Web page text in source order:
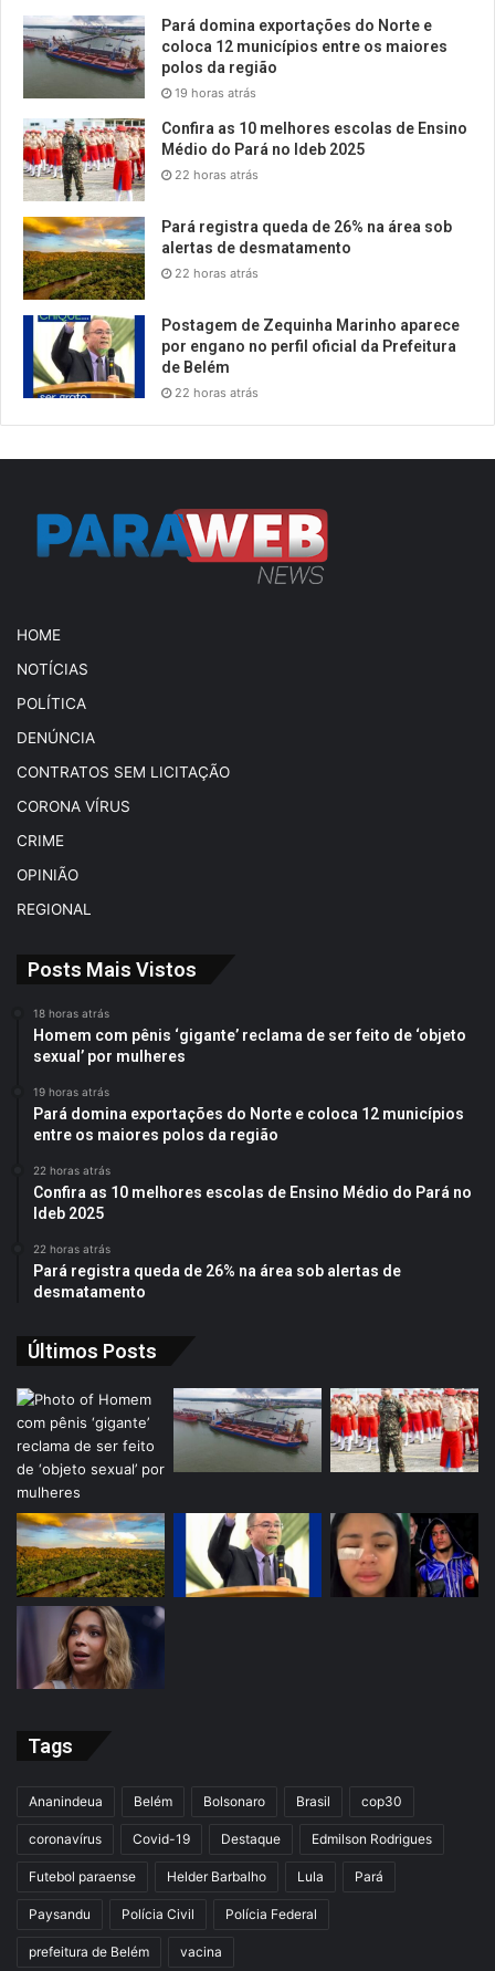
Pará domina exportações do Norte e
coloca 12 municípios entre os maiores
polos da região
19 horas atrás
Confira as 10 melhores escolas de Ensino
Médio do Pará no Ideb 2025
22 horas atrás
Pará registra queda de 26% na área sob
alertas de desmatamento
22 horas atrás
Postagem de Zequinha Marinho aparece
por engano no perfil oficial da Prefeitura
de Belém
22 horas atrás
HOME
NOTÍCIAS
POLÍTICA
DENÚNCIA
CONTRATOS SEM LICITAÇÃO
CORONA VÍRUS
CRIME
OPINIÃO
REGIONAL
Posts Mais Vistos
18 horas atrás
Homem com pênis ‘gigante’ reclama de ser feito de ‘objeto
sexual’ por mulheres
19 horas atrás
Pará domina exportações do Norte e coloca 12 municípios
entre os maiores polos da região
22 horas atrás
Confira as 10 melhores escolas de Ensino Médio do Pará no
Ideb 2025
22 horas atrás
Pará registra queda de 26% na área sob alertas de
desmatamento
Últimos Posts
Tags
Ananindeua Belém Bolsonaro Brasil cop30
coronavírus Covid-19 Destaque Edmilson Rodrigues
Futebol paraense Helder Barbalho Lula Pará
Paysandu Polícia Civil Polícia Federal
prefeitura de Belém vacina